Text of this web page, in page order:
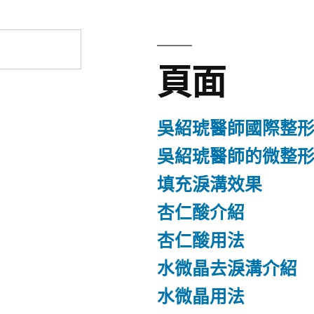
頁面
吳紹琥醫師國際整
吳紹琥醫師的微整
填充淚溝效果
杏仁酸介紹
杏仁酸用法
水微晶去淚溝介紹
水微晶用法